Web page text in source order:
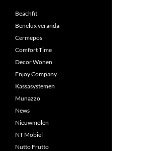
Beachfit
Benelux veranda
Cermepos
Comfort Time
Decor Wonen
Enjoy Company
Kassasystemen
Munazzo
News
Nieuwmolen
NT Mobiel
Nutto Frutto